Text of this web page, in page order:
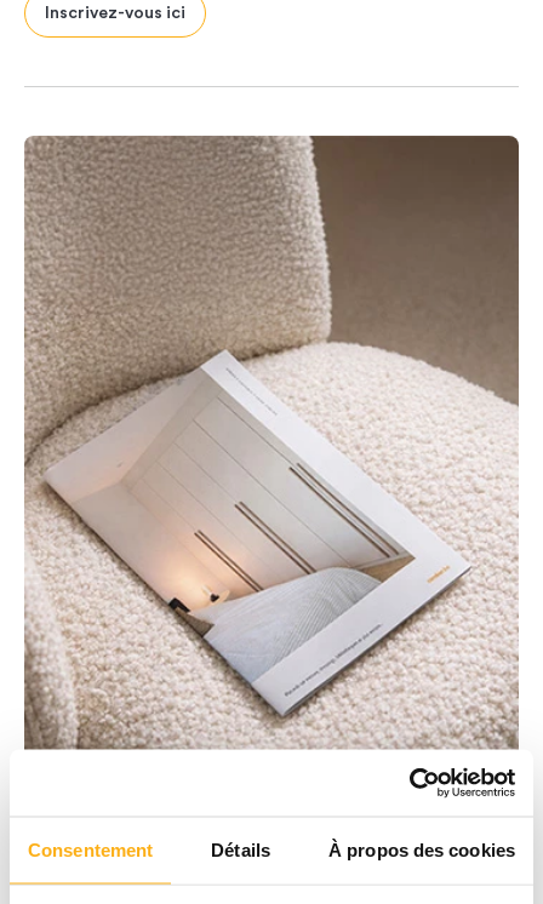
Consentement Détails À propos des cookies
Inscrivez-vous ici